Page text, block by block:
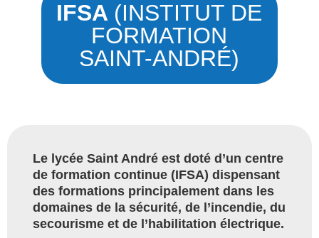
IFSA (INSTITUT DE
FORMATION
SAINT-ANDRÉ)
Le lycée Saint André est doté d’un centre
de formation continue (IFSA) dispensant
des formations principalement dans les
domaines de la sécurité, de l’incendie, du
secourisme et de l’habilitation électrique.